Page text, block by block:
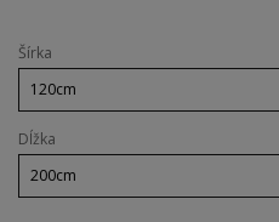
Šírka
Dĺžka